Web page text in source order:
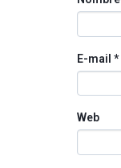
E-mail *
Web